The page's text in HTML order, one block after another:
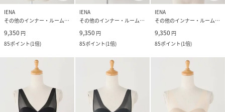
IENA
その他のインナー・ルームウェア
9,350 円
85ポイント(1倍)
IENA
その他のインナー・ルームウェア
9,350 円
85ポイント(1倍)
IENA
その他のインナー・ルームウェア
9,350 円
85ポイント(1倍)